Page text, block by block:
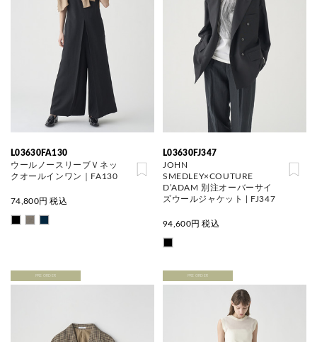
L03630FA130
ウールノースリーブＶネッ
クオールインワン｜FA130
74,800円 税込
L03630FJ347
JOHN
SMEDLEY×COUTURE
D’ADAM 別注オーバーサイ
ズウールジャケット | FJ347
94,600円 税込
PRE ORDER PRE ORDER